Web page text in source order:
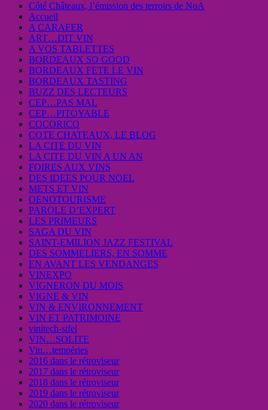
Côté Châteaux, l’émission des terroirs de NoA
Accueil
A CARAFER
ART…DIT VIN
A VOS TABLETTES
BORDEAUX SO GOOD
BORDEAUX FETE LE VIN
BORDEAUX TASTING
BUZZ DES LECTEURS
CEP…PAS MAL
CEP…PITOYABLE
COCORICO
COTE CHATEAUX, LE BLOG
LA CITE DU VIN
LA CITE DU VIN A UN AN
FOIRES AUX VINS
DES IDEES POUR NOEL
METS ET VIN
OENOTOURISME
PAROLE D’EXPERT
LES PRIMEURS
SAGA DU VIN
SAINT-EMILION JAZZ FESTIVAL
DES SOMMELIERS, EN SOMME
EN AVANT LES VENDANGES
VINEXPO
VIGNERON DU MOIS
VIGNE & VIN
VIN & ENVIRONNEMENT
VIN ET PATRIMOINE
vinitech-sifel
VIN…SOLITE
Vin…tempéries
2016 dans le rétroviseur
2017 dans le rétroviseur
2018 dans le rétroviseur
2019 dans le rétroviseur
2020 dans le rétroviseur